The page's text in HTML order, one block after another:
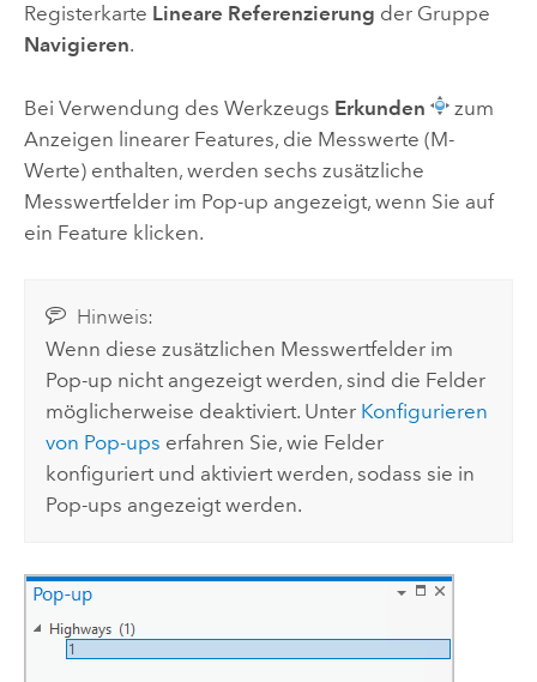
Registerkarte Lineare Referenzierung der Gruppe
Navigieren.
Bei Verwendung des Werkzeugs Erkunden
zum
Anzeigen linearer Features, die Messwerte (M-
Werte) enthalten, werden sechs zusätzliche
Messwertfelder im Pop-up angezeigt, wenn Sie auf
ein Feature klicken.
Hinweis:
Wenn diese zusätzlichen Messwertfelder im
Pop-up nicht angezeigt werden, sind die Felder
möglicherweise deaktiviert. Unter Konfigurieren
von Pop-ups erfahren Sie, wie Felder
konfiguriert und aktiviert werden, sodass sie in
Pop-ups angezeigt werden.